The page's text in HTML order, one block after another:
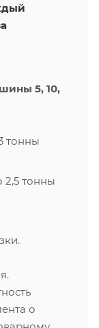
5, 10,
тонны
2,5 тонны
о